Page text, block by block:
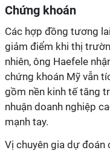
Chứng khoán
Các hợp đồng tương
giảm điểm khi thị
nhiên, ông Haefele
chứng khoán Mỹ vẫn
gồm nền kinh tế tăng
nhuận doanh nghiệp
mạnh tay.
Vị chuyên gia dự